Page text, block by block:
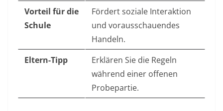
Vorteil für die
Schule
Fördert soziale Interaktion
und vorausschauendes
Handeln.
Eltern-Tipp
Erklären Sie die Regeln
während einer offenen
Probepartie.